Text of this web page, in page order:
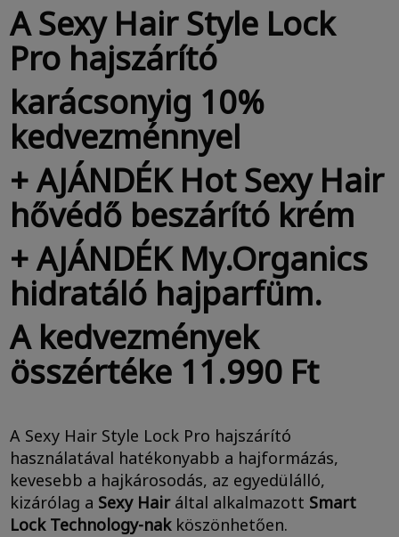
A Sexy Hair Style Lock
Pro hajszárító
karácsonyig 10%
kedvezménnyel
+ AJÁNDÉK Hot Sexy Hair
hővédő beszárító krém
+ AJÁNDÉK My.Organics
hidratáló hajparfüm.
A kedvezmények
összértéke 11.990 Ft
A Sexy Hair Style Lock Pro hajszárító
használatával hatékonyabb a hajformázás,
kevesebb a hajkárosodás, az egyedülálló,
kizárólag a Sexy Hairáltal alkalmazott Smart
Lock Technology-nakköszönhetően.